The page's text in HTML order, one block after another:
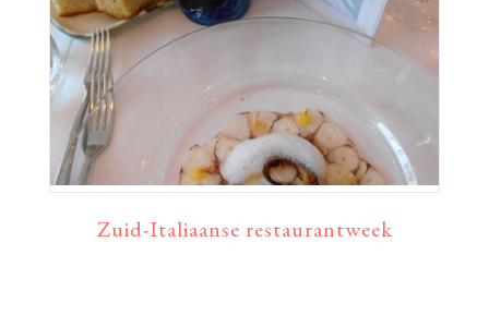
Zuid-Italiaanse restaurantweek